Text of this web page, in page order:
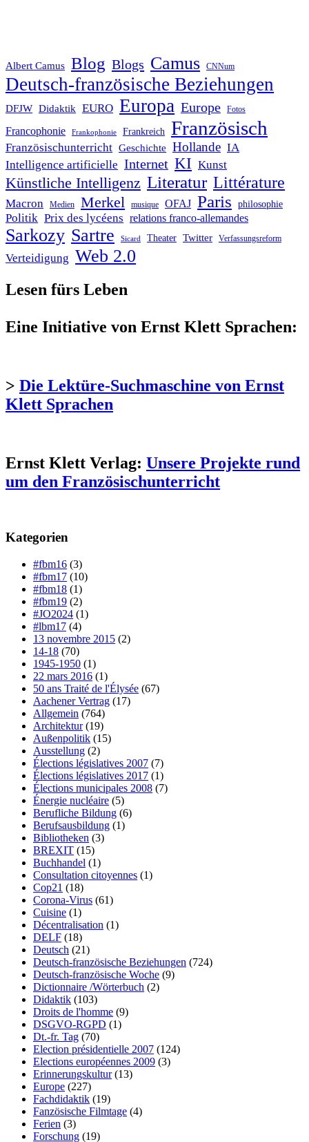
Albert Camus Blog Blogs Camus CNNum
Deutsch-französische Beziehungen
DFJW Didaktik EURO Europa Europe Fotos
Francophonie Frankophonie Frankreich Französisch
Französischunterricht Geschichte Hollande IA
Intelligence artificielle Internet KI Kunst
Künstliche Intelligenz Literatur Littérature
Macron Medien Merkel musique OFAJ Paris philosophie
Politik Prix des lycéens relations franco-allemandes
Sarkozy Sartre Sicard Theater Twitter Verfassungsreform
Verteidigung Web 2.0
Lesen fürs Leben
Eine Initiative von Ernst Klett Sprachen:
> Die Lektüre-Suchmaschine von Ernst
Klett Sprachen
Ernst Klett Verlag: Unsere Projekte rund
um den Französischunterricht
Kategorien
#fbm16 (3)
#fbm17 (10)
#fbm18 (1)
#fbm19 (2)
#JO2024 (1)
#lbm17 (4)
13 novembre 2015 (2)
14-18 (70)
1945-1950 (1)
22 mars 2016 (1)
50 ans Traité de l'Élysée (67)
Aachener Vertrag (17)
Allgemein (764)
Architektur(19)
Außenpolitik (15)
Ausstellung (2)
Élections législatives 2007 (7)
Élections législatives 2017 (1)
Élections municipales 2008 (7)
Énergie nucléaire (5)
Berufliche Bildung (6)
Berufsausbildung (1)
Bibliotheken (3)
BREXIT (15)
Buchhandel (1)
Consultation citoyennes (1)
Cop21 (18)
Corona-Virus (61)
Cuisine (1)
Décentralisation (1)
DELF (18)
Deutsch (21)
Deutsch-französische Beziehungen (724)
Deutsch-französische Woche (9)
Dictionnaire /Wörterbuch (2)
Didaktik (103)
Droits de l'homme (9)
DSGVO-RGPD (1)
Dt.-fr. Tag (70)
Election présidentielle 2007 (124)
Elections européennes 2009 (3)
Erinnerungskultur(13)
Europe (227)
Fachdidaktik (19)
Fanzösische Filmtage (4)
Ferien (3)
Forschung (19)